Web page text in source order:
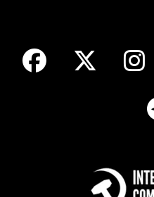
facebook